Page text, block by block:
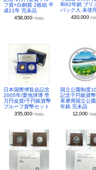
フ貨+白銅貨 2枚組 平
成11年 完未品
458,000 円(税別)
和62年銘 ブリ
パック入 未使
430,000 円(
日本国際博覧会記念
2005年/愛地球博 壱
万円金貨/千円銀貨幣
プルーフ貨幣セット
355,000 円(税別)
国立公園制度
記念千円銀貨
寒摩周国立公
年銘 完未品
12,000 円(税